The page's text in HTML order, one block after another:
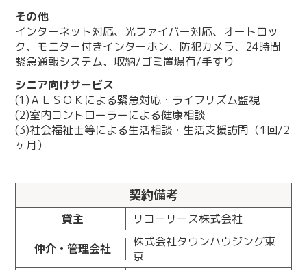
その他
インターネット対応、光ファイバー対応、オートロッ
ク、モニター付きインターホン、防犯カメラ、24時間
緊急通報システム、収納/ゴミ置場有/手すり
シニア向けサービス
(1)ＡＬＳＯＫによる緊急対応・ライフリズム監視
(2)室内コントローラーによる健康相談
(3)社会福祉士等による生活相談・生活支援訪問（1回/2
ヶ月）
契約備考
貸主 リコーリース株式会社
仲介・管理会社
株式会社タウンハウジング東
京